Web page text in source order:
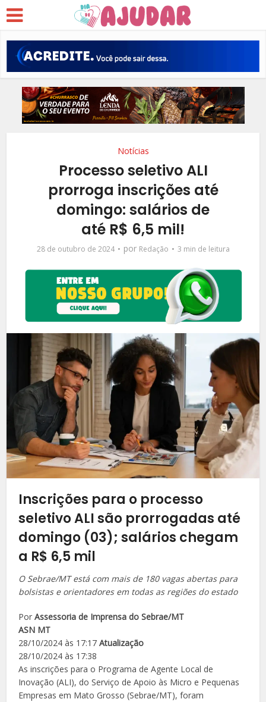
Notícias
Processo seletivo ALI
prorroga inscrições até
domingo: salários de
até R$ 6,5 mil!
28 de outubro de 2024 por Redação 3 min de leitura
Inscrições para o processo
seletivo ALI são prorrogadas até
domingo (03); salários chegam
a R$ 6,5 mil
O Sebrae/MT está com mais de 180 vagas abertas para
bolsistas e orientadores em todas as regiões do estado
PorAssessoria de Imprensa do Sebrae/MT
ASN MT
28/10/2024 às 17:17Atualização
28/10/2024 às 17:38
As inscrições para o Programa de Agente Local de
Inovação (ALI), do Serviço de Apoio às Micro e Pequenas
Empresas em Mato Grosso (Sebrae/MT), foram